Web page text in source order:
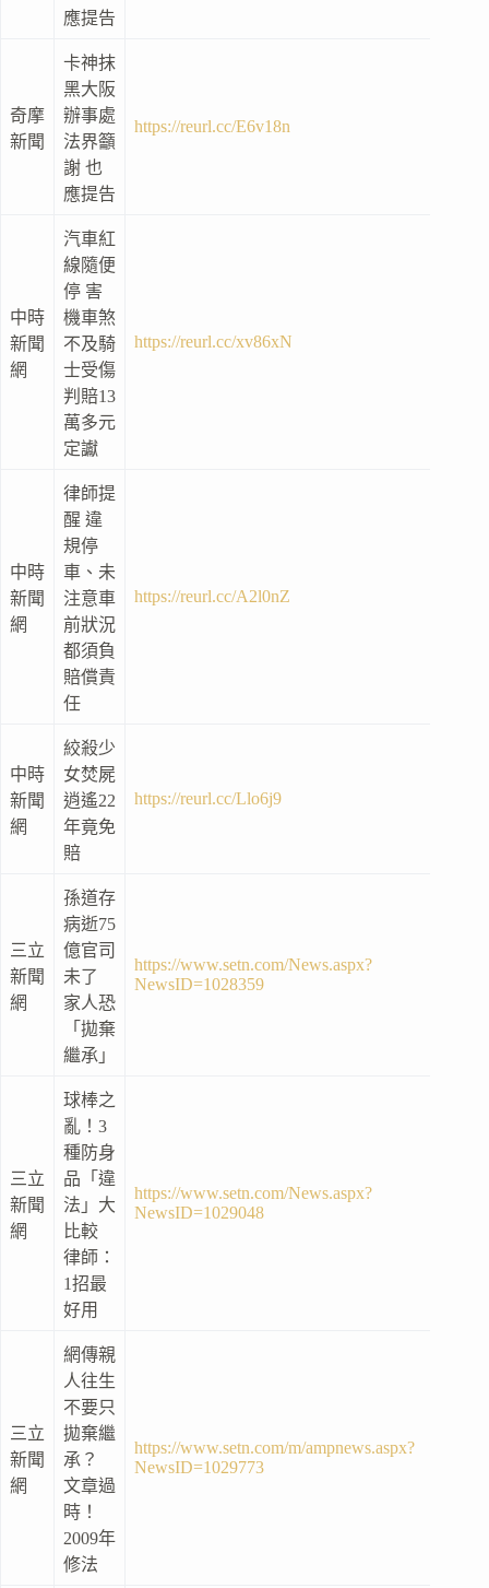
應提告
奇摩
新聞
卡神抹
黑大阪
辦事處
法界籲
謝 也
應提告
https://reurl.cc/E6v18n
中時
新聞
網
汽車紅
線隨便
停 害
機車煞
不及騎
士受傷
判賠13
萬多元
定讞
https://reurl.cc/xv86xN
中時
新聞
網
律師提
醒 違
規停
車、未
注意車
前狀況
都須負
賠償責
任
https://reurl.cc/A2l0nZ
中時
新聞
網
絞殺少
女焚屍
逍遙22
年竟免
賠
https://reurl.cc/Llo6j9
三立
新聞
網
孫道存
病逝75
億官司
未了
家人恐
「拋棄
繼承」
https://www.setn.com/News.aspx?
NewsID=1028359
三立
新聞
網
球棒之
亂！3
種防身
品「違
法」大
比較
律師：
1招最
好用
https://www.setn.com/News.aspx?
NewsID=1029048
三立
新聞
網
網傳親
人往生
不要只
拋棄繼
承？
文章過
時！
2009年
修法
https://www.setn.com/m/ampnews.aspx?
NewsID=1029773